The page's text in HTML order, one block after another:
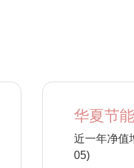
华夏节
近一年净值
05)